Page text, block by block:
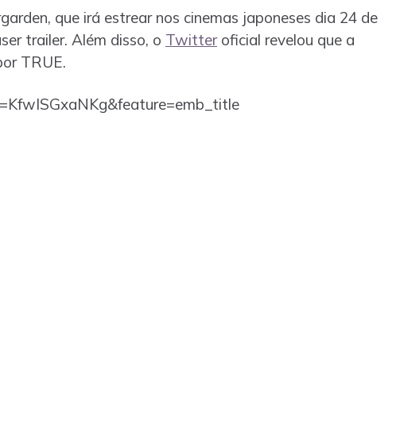
que irá estrear nos cinemas japoneses dia 24 de
trailer. Além disso, o Twitteroficial revelou que a
TRUE.